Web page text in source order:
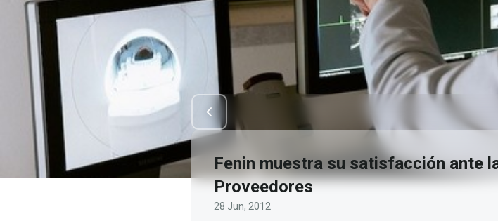
Fenin muestra su satisfacción ante
Proveedores
28 Jun, 2012